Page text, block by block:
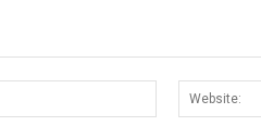
Email:*